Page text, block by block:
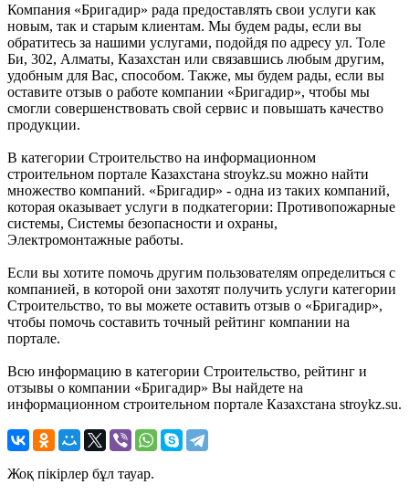
Компания «Бригадир» рада предоставлять свои услуги как
новым, так и старым клиентам. Мы будем рады, если вы
обратитесь за нашими услугами, подойдя по адресу ул. Толе
Би, 302, Алматы, Казахстан или связавшись любым другим,
удобным для Вас, способом. Также, мы будем рады, если вы
оставите отзыв о работе компании «Бригадир», чтобы мы
смогли совершенствовать свой сервис и повышать качество
продукции.
В категории Строительство на информационном
строительном портале Казахстана stroykz.su можно найти
множество компаний. «Бригадир» - одна из таких компаний,
которая оказывает услуги в подкатегории: Противопожарные
системы, Системы безопасности и охраны,
Электромонтажные работы.
Если вы хотите помочь другим пользователям определиться с
компанией, в которой они захотят получить услуги категории
Строительство, то вы можете оставить отзыв о «Бригадир»,
чтобы помочь составить точный рейтинг компании на
портале.
Всю информацию в категории Строительство, рейтинг и
отзывы о компании «Бригадир» Вы найдете на
информационном строительном портале Казахстана stroykz.su.
Жоқ пікірлер бұл тауар.